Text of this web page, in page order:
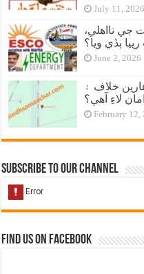
July 11, 2026
نااهلي،
June 2, 2026
خلاف ۽
لاءِ آهي؟
February 12,
Subscribe to our Channel
Find us on Facebook